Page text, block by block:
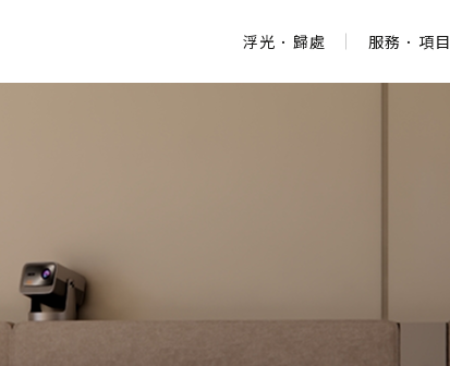
浮光．歸處
浮光．歸處
服務．項目
服務．項